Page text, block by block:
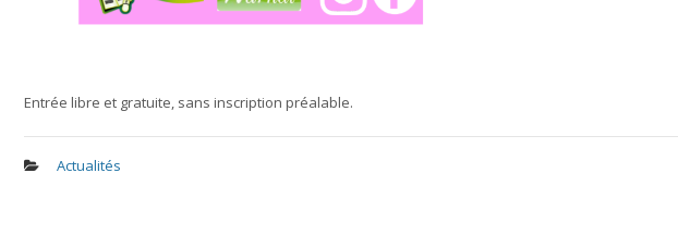
Entrée libre et gratuite, sans inscription préalable.
Actualités